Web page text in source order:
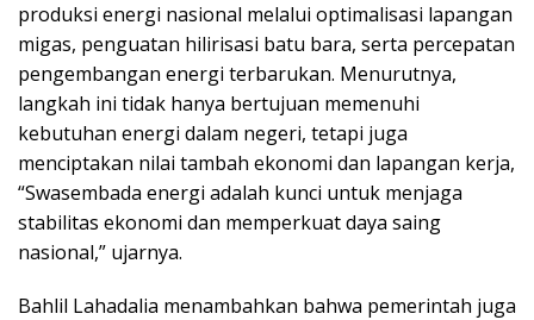
produksi energi nasional melalui optimalisasi lapangan
migas, penguatan hilirisasi batu bara, serta percepatan
pengembangan energi terbarukan. Menurutnya,
langkah ini tidak hanya bertujuan memenuhi
kebutuhan energi dalam negeri, tetapi juga
menciptakan nilai tambah ekonomi dan lapangan kerja,
“Swasembada energi adalah kunci untuk menjaga
stabilitas ekonomi dan memperkuat daya saing
nasional,” ujarnya.
Bahlil Lahadalia menambahkan bahwa pemerintah juga